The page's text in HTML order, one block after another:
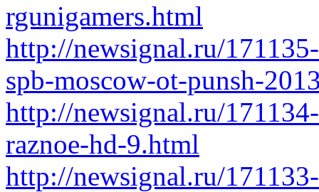
rgunigamers.html
http://newsignal.ru/
spb-moscow-ot-punsh-
http://newsignal.ru/
raznoe-hd-9.html
http://newsignal.ru/